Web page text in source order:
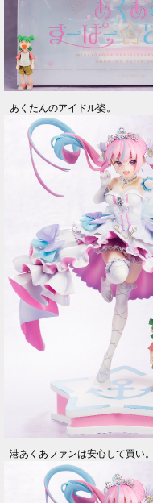
あくたんのアイドル姿。
港あくあファンは安心して買い。